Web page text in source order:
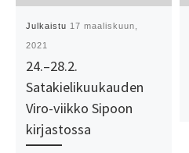
Julkaistu 17 maaliskuun,
2021
24.–28.2.
Satakielikuukauden
Viro-viikko Sipoon
kirjastossa